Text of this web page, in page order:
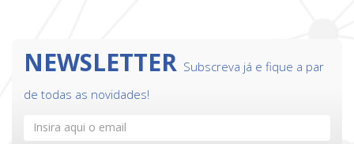
NEWSLETTER Subscreva já e fique a par
de todas as novidades!